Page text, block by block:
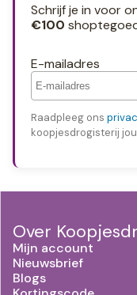
Schrijf je in voor
€100
E-mailadres
Raadpleeg ons
koopjesdrogisterij
Over
Mijn account
Nieuwsbrief
Blogs